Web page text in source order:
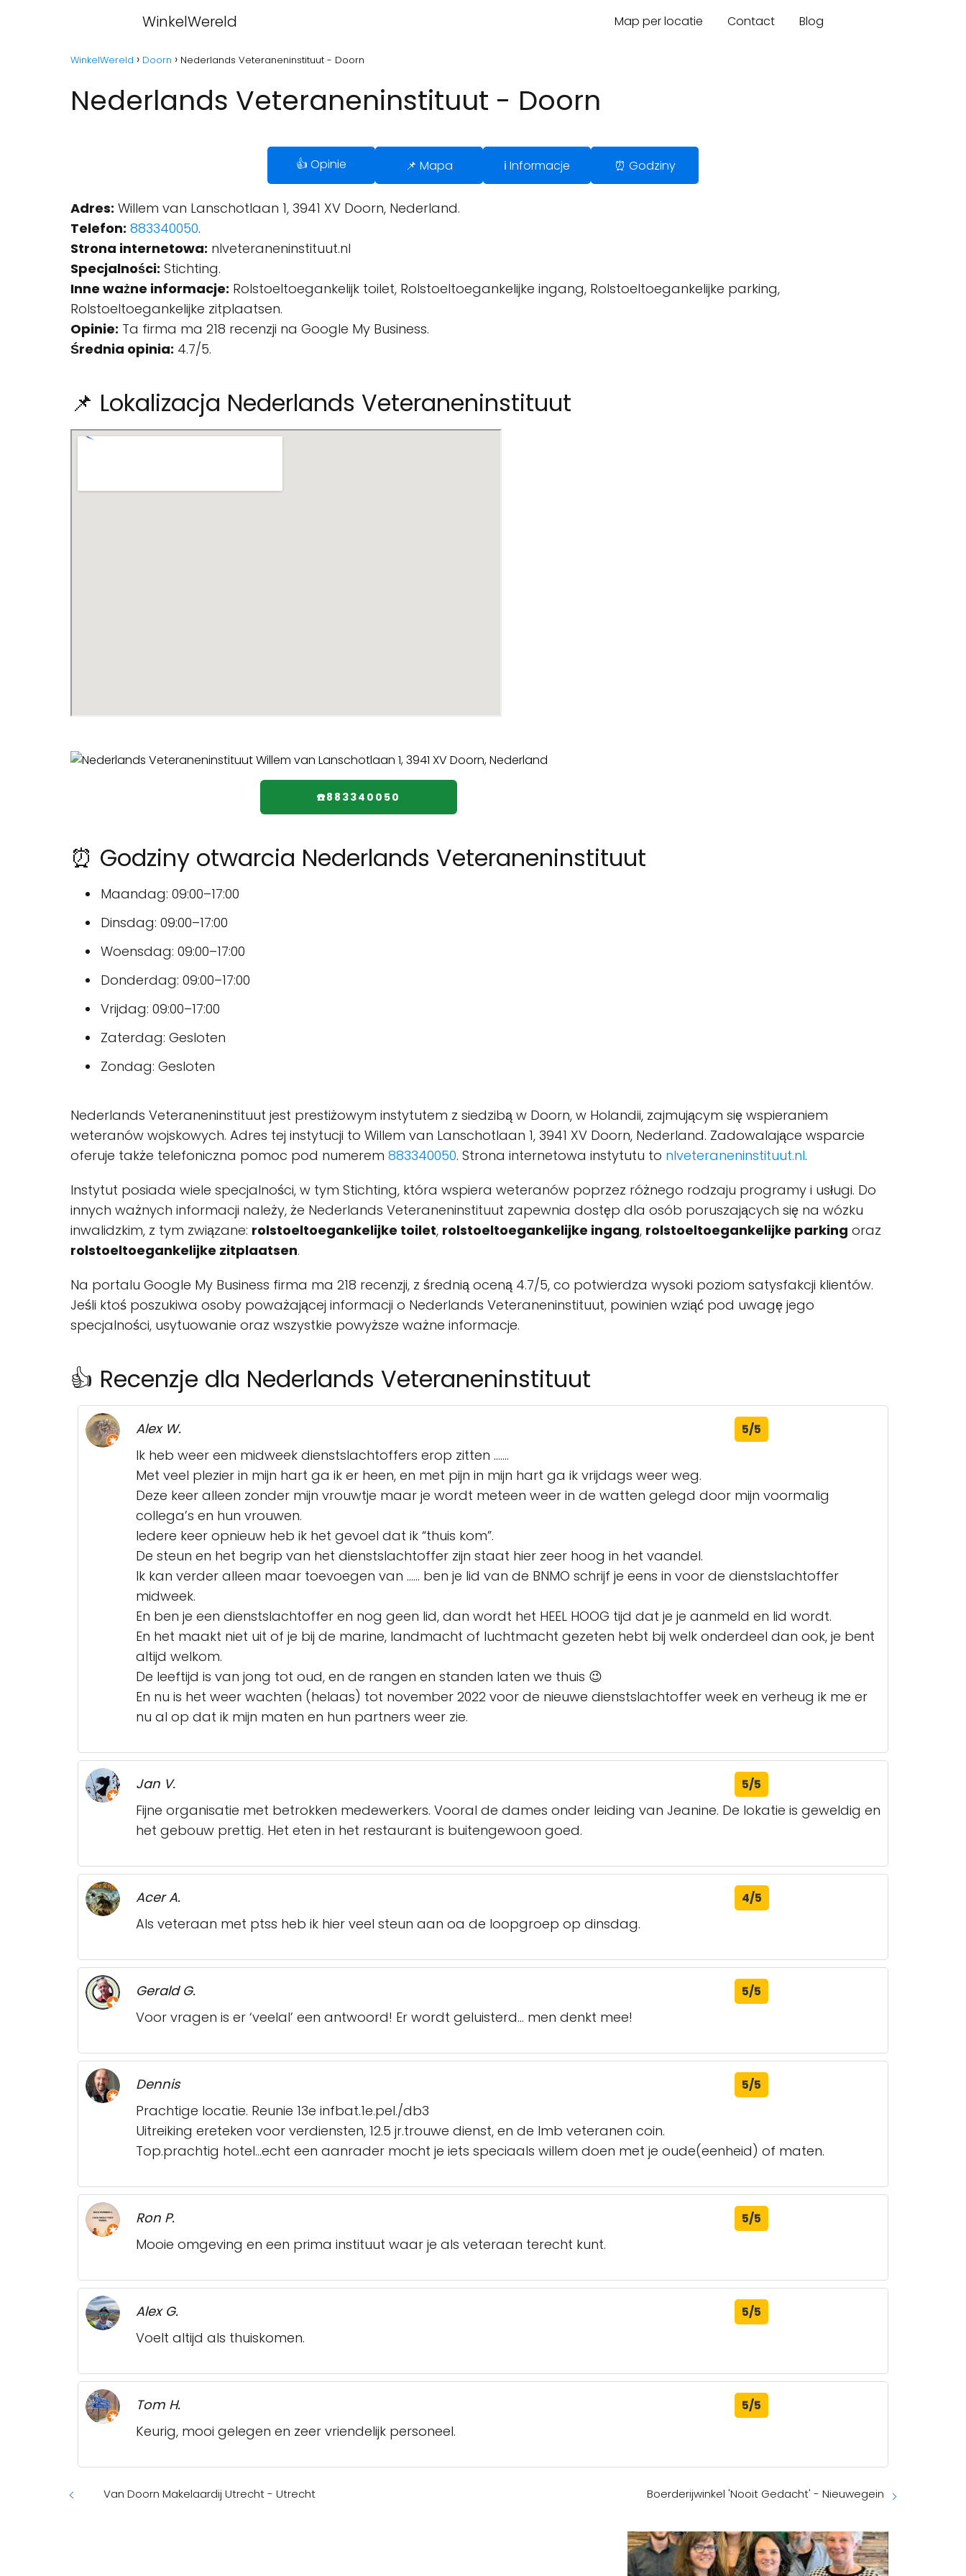
WinkelWereld Map per locatie Contact Blog
WinkelWereld Doorn Nederlands Veteraneninstituut - Doorn
Nederlands Veteraneninstituut - Doorn
👍 Opinie 📌 Mapa ℹ️ Informacje ⏰ Godziny
Adres: Willem van Lanschotlaan 1, 3941 XV Doorn, Nederland.
Telefon: 883340050.
Strona internetowa: nlveteraneninstituut.nl
Specjalności: Stichting.
Inne ważne informacje: Rolstoeltoegankelijk toilet, Rolstoeltoegankelijke ingang, Rolstoeltoegankelijke parking,
Rolstoeltoegankelijke zitplaatsen.
Opinie: Ta firma ma 218 recenzji na Google My Business.
Średnia opinia: 4.7/5.
📌 Lokalizacja Nederlands Veteraneninstituut
☎️883340050
⏰ Godziny otwarcia Nederlands Veteraneninstituut
Maandag: 09:00–17:00
Dinsdag: 09:00–17:00
Woensdag: 09:00–17:00
Donderdag: 09:00–17:00
Vrijdag: 09:00–17:00
Zaterdag: Gesloten
Zondag: Gesloten
Nederlands Veteraneninstituut jest prestiżowym instytutem z siedzibą w Doorn, w Holandii, zajmującym się wspieraniem
weteranów wojskowych. Adres tej instytucji to Willem van Lanschotlaan 1, 3941 XV Doorn, Nederland. Zadowalające wsparcie
oferuje także telefoniczna pomoc pod numerem 883340050. Strona internetowa instytutu to nlveteraneninstituut.nl.
Instytut posiada wiele specjalności, w tym Stichting, która wspiera weteranów poprzez różnego rodzaju programy i usługi. Do
innych ważnych informacji należy, że Nederlands Veteraneninstituut zapewnia dostęp dla osób poruszających się na wózku
inwalidzkim, z tym związane: rolstoeltoegankelijke toilet, rolstoeltoegankelijke ingang, rolstoeltoegankelijke parking oraz
rolstoeltoegankelijke zitplaatsen.
Na portalu Google My Business firma ma 218 recenzji, z średnią oceną 4.7/5, co potwierdza wysoki poziom satysfakcji klientów.
Jeśli ktoś poszukiwa osoby poważającej informacji o Nederlands Veteraneninstituut, powinien wziąć pod uwagę jego
specjalności, usytuowanie oraz wszystkie powyższe ważne informacje.
👍 Recenzje dla Nederlands Veteraneninstituut
Alex W. 5/5
Ik heb weer een midweek dienstslachtoffers erop zitten …….
Met veel plezier in mijn hart ga ik er heen, en met pijn in mijn hart ga ik vrijdags weer weg.
Deze keer alleen zonder mijn vrouwtje maar je wordt meteen weer in de watten gelegd door mijn voormalig
collega’s en hun vrouwen.
Iedere keer opnieuw heb ik het gevoel dat ik “thuis kom”.
De steun en het begrip van het dienstslachtoffer zijn staat hier zeer hoog in het vaandel.
Ik kan verder alleen maar toevoegen van …… ben je lid van de BNMO schrijf je eens in voor de dienstslachtoffer
midweek.
En ben je een dienstslachtoffer en nog geen lid, dan wordt het HEEL HOOG tijd dat je je aanmeld en lid wordt.
En het maakt niet uit of je bij de marine, landmacht of luchtmacht gezeten hebt bij welk onderdeel dan ook, je bent
altijd welkom.
De leeftijd is van jong tot oud, en de rangen en standen laten we thuis 😉
En nu is het weer wachten (helaas) tot november 2022 voor de nieuwe dienstslachtoffer week en verheug ik me er
nu al op dat ik mijn maten en hun partners weer zie.
Jan V. 5/5
Fijne organisatie met betrokken medewerkers. Vooral de dames onder leiding van Jeanine. De lokatie is geweldig en
het gebouw prettig. Het eten in het restaurant is buitengewoon goed.
Acer A. 4/5
Als veteraan met ptss heb ik hier veel steun aan oa de loopgroep op dinsdag.
Gerald G. 5/5
Voor vragen is er ‘veelal’ een antwoord! Er wordt geluisterd… men denkt mee!
Dennis 5/5
Prachtige locatie. Reunie 13e infbat.1e.pel./db3
Uitreiking ereteken voor verdiensten, 12.5 jr.trouwe dienst, en de lmb veteranen coin.
Top.prachtig hotel...echt een aanrader mocht je iets speciaals willem doen met je oude(eenheid) of maten.
Ron P. 5/5
Mooie omgeving en een prima instituut waar je als veteraan terecht kunt.
Alex G. 5/5
Voelt altijd als thuiskomen.
Tom H. 5/5
Keurig, mooi gelegen en zeer vriendelijk personeel.
Van Doorn Makelaardij Utrecht - Utrecht Boerderijwinkel 'Nooit Gedacht' - Nieuwegein